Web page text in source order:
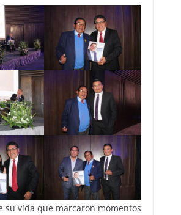
su vida que marcaron momentos